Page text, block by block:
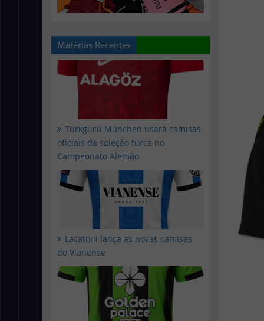
Matérias Recentes
Türkgücü München usará camisas
oficiais da seleção turca no
Campeonato Alemão
Lacatoni lança as novas camisas
do Vianense